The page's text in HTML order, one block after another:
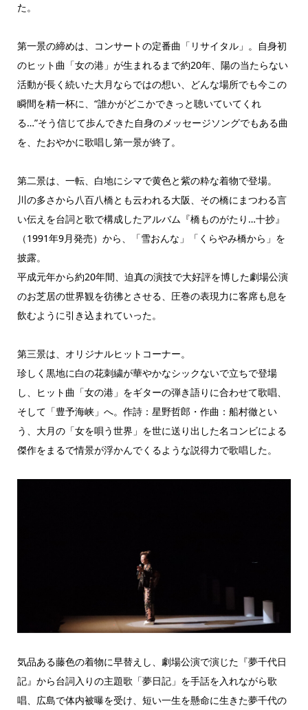
た。
第一景の締めは、コンサートの定番曲「リサイタル」。自身初
のヒット曲「女の港」が生まれるまで約20年、陽の当たらない
活動が長く続いた大月ならではの想い、どんな場所でも今この
瞬間を精一杯に、“誰かがどこかできっと聴いていてくれ
る…”そう信じて歩んできた自身のメッセージソングでもある曲
を、たおやかに歌唱し第一景が終了。
第二景は、一転、白地にシマで黄色と紫の粋な着物で登場。
川の多さから八百八橋とも云われる大阪、その橋にまつわる言
い伝えを台詞と歌で構成したアルバム『橋ものがたり…十抄』
（1991年9月発売）から、「雪おんな」「くらやみ橋から」を
披露。
平成元年から約20年間、迫真の演技で大好評を博した劇場公演
のお芝居の世界観を彷彿とさせる、圧巻の表現力に客席も息を
飲むように引き込まれていった。
第三景は、オリジナルヒットコーナー。
珍しく黒地に白の花刺繍が華やかなシックないで立ちで登場
し、ヒット曲「女の港」をギターの弾き語りに合わせて歌唱、
そして「豊予海峡」へ。作詩：星野哲郎・作曲：船村徹とい
う、大月の「女を唄う世界」を世に送り出した名コンビによる
傑作をまるで情景が浮かんでくるような説得力で歌唱した。
気品ある藤色の着物に早替えし、劇場公演で演じた『夢千代日
記』から台詞入りの主題歌「夢日記」を手話を入れながら歌
唱、広島で体内被曝を受け、短い一生を懸命に生きた夢千代の